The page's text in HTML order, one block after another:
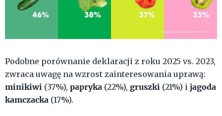
Podobne porównanie deklaracji z roku 2025 vs. 2023,
zwraca uwagę na wzrost zainteresowania uprawą:
minikiwi (37%), papryka (22%), gruszki (21%) i jagoda
kamczacka (17%).